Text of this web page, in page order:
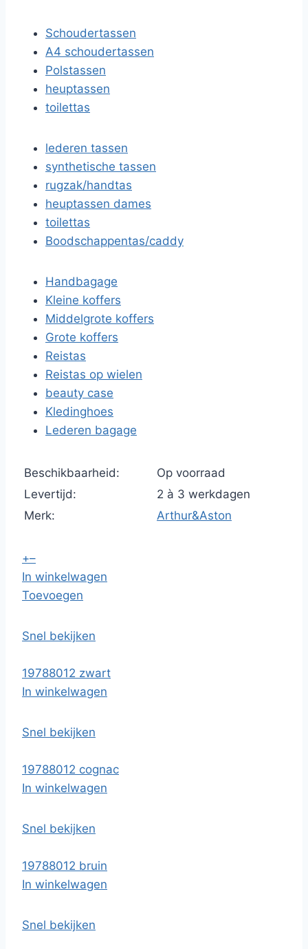
Schoudertassen
A4 schoudertassen
Polstassen
heuptassen
toilettas
lederen tassen
synthetische tassen
rugzak/handtas
heuptassen dames
toilettas
Boodschappentas/caddy
Handbagage
Kleine koffers
Middelgrote koffers
Grote koffers
Reistas
Reistas op wielen
beauty case
Kledinghoes
Lederen bagage
Beschikbaarheid:
Op voorraad
Levertijd:
2 à 3 werkdagen
Merk:
Arthur&Aston
+–
In winkelwagen
Toevoegen
Snel bekijken
19788012 zwart
In winkelwagen
Snel bekijken
19788012 cognac
In winkelwagen
Snel bekijken
19788012 bruin
In winkelwagen
Snel bekijken